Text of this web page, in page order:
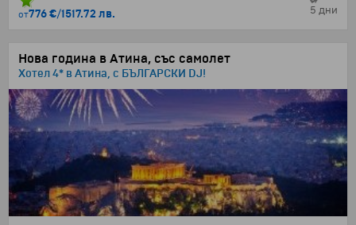
от776 €/1517.72 лв. 5 дни
Нова година в Атина, със самолет
Хотел 4* в Атина, с БЪЛГАРСКИ DJ!